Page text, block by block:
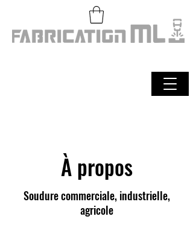
À propos
Soudure commerciale, industrielle,
agricole